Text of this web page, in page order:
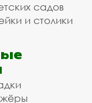
садов
и столики